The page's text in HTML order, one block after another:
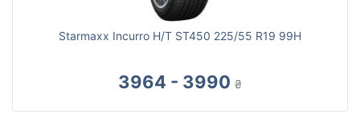
Starmaxx Incurro H/T ST450 225/55 R19 99H
3964 - 3990 ₴